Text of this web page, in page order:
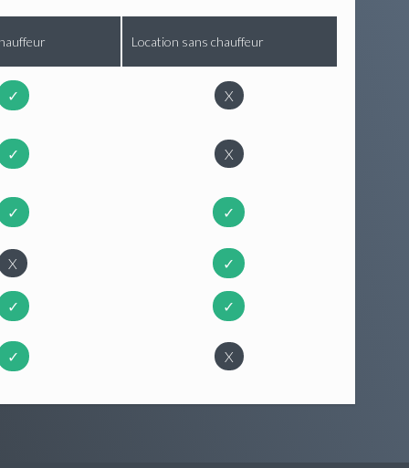
Location sans chauffeur
✓ X
✓ X
✓ ✓
X ✓
✓ ✓
✓ X